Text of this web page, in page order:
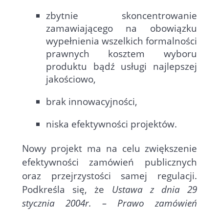
zbytnie skoncentrowanie
zamawiającego na obowiązku
wypełnienia wszelkich formalności
prawnych kosztem wyboru
produktu bądź usługi najlepszej
jakościowo,
brak innowacyjności,
niska efektywności projektów.
Nowy projekt ma na celu zwiększenie
efektywności zamówień publicznych
oraz przejrzystości samej regulacji.
Podkreśla się, że Ustawa z dnia 29
stycznia 2004r. – Prawo zamówień